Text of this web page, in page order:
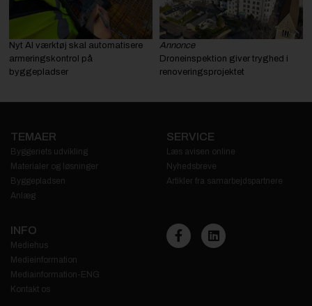
Nyt AI værktøj skal automatisere
armeringskontrol på
byggepladser
Annonce
Droneinspektion giver tryghed i
renoveringsprojektet
TEMAER
Byggeriets udvikling
Materialer og løsninger
Byggepladsen
Anlæg
SERVICE
Læs avisen online
Nyhedsbreve
Artikler fra samarbejdspartnere
INFO
Mediehus
Medieinformation
Mediainformation-ENG
Kontakt os